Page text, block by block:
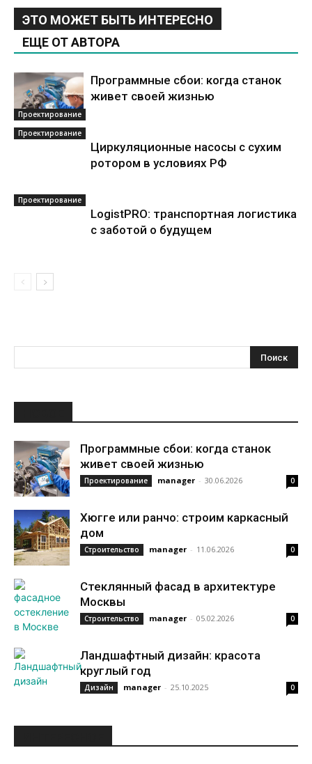
ЭТО МОЖЕТ БЫТЬ ИНТЕРЕСНО
ЕЩЕ ОТ АВТОРА
Проектирование
Программные сбои: когда станок
живет своей жизнью
Проектирование
Циркуляционные насосы с сухим
ротором в условиях РФ
Проектирование
LogistPRO: транспортная логистика
с заботой о будущем
Программные сбои: когда станок
живет своей жизнью
Проектирование manager - 30.06.2026 0
Хюгге или ранчо: строим каркасный
дом
Строительство manager - 11.06.2026 0
Стеклянный фасад в архитектуре
Москвы
Строительство manager - 05.02.2026 0
Ландшафтный дизайн: красота
круглый год
Дизайн manager - 25.10.2025 0